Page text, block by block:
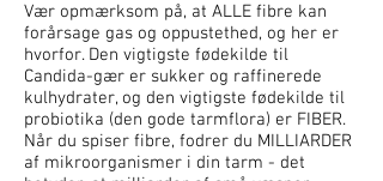
Vær opmærksom på, at ALLE fibre kan
forårsage gas og oppustethed, og her er
hvorfor. Den vigtigste fødekilde til
Candida-gær er sukker og raffinerede
kulhydrater, og den vigtigste fødekilde til
probiotika (den gode tarmflora) er FIBER.
Når du spiser fibre, fodrer du MILLIARDER
af mikroorganismer i din tarm - det